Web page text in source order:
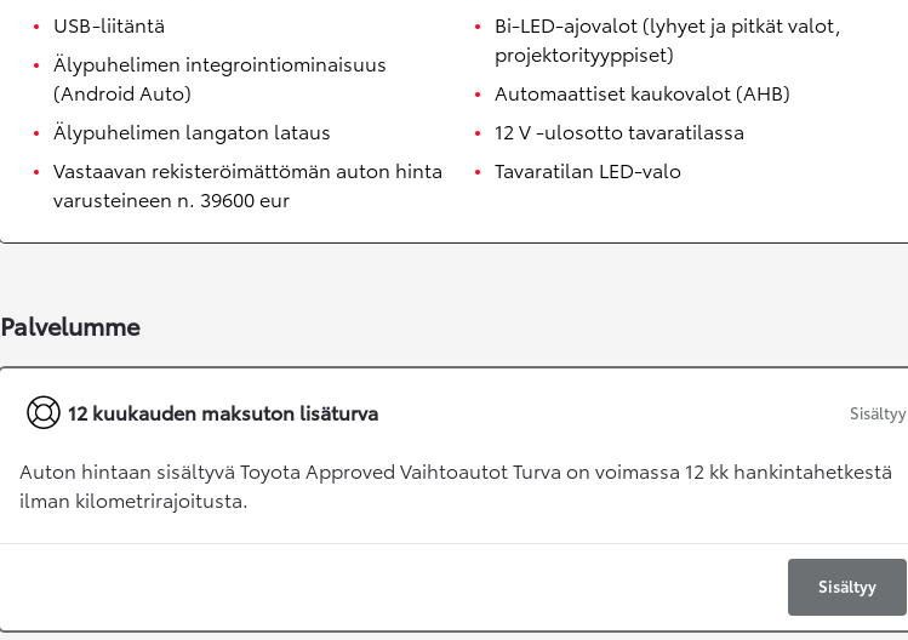
tai kuukausierä
LADATTAVA HYBRIDI
USB-liitäntä
Älypuhelimen integrointiominaisuus
(Android Auto)
Älypuhelimen langaton lataus
Vastaavan rekisteröimättömän auton hinta
varusteineen n. 39600 eur
Bi-LED-ajovalot (lyhyet ja pitkät valot,
projektorityyppiset)
Automaattiset kaukovalot (AHB)
12 V -ulosotto tavaratilassa
Tavaratilan LED-valo
Palvelumme
12 kuukauden maksuton lisäturva Sisältyy
Auton hintaan sisältyvä Toyota Approved Vaihtoautot Turva on voimassa 12 kk hankintahetkestä
ilman kilometrirajoitusta.
Sisältyy